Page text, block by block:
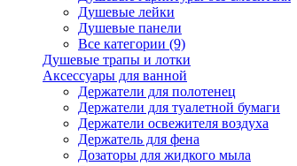
Душевые лейки
Душевые панели
Все категории (9)
Душевые трапы и лотки
Аксессуары для ванной
Держатели для полотенец
Держатели для туалетной бумаги
Держатели освежителя воздуха
Держатель для фена
Дозаторы для жидкого мыла